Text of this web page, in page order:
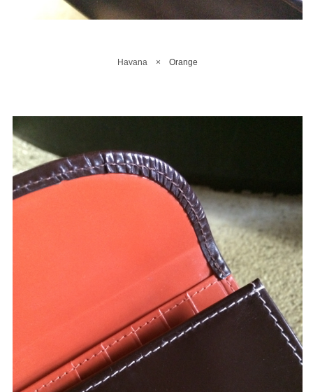
Havana × Orange